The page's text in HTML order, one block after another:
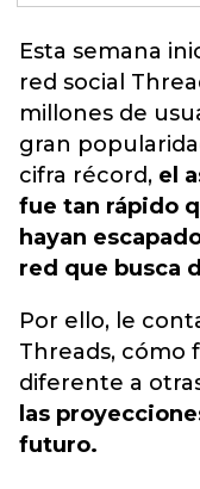
Esta semana
red social
millones de
gran
cifra récord, el
fue tan rápido
hayan
red que busca
Por ello, le
Threads, cómo
diferente a
las
futuro.